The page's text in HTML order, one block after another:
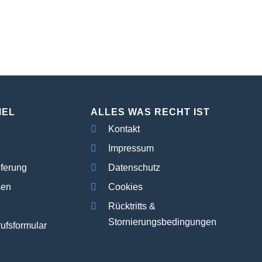
ALLES WAS RECHT IST
Kontakt
Impressum
Datenschutz
Cookies
Rücktritts &
Stornierungsbedingungen